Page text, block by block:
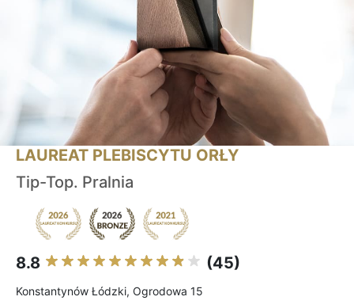
LAUREAT PLEBISCYTU ORŁY
Tip-Top. Pralnia
8.8 (45)
Konstantynów Łódzki, Ogrodowa 15